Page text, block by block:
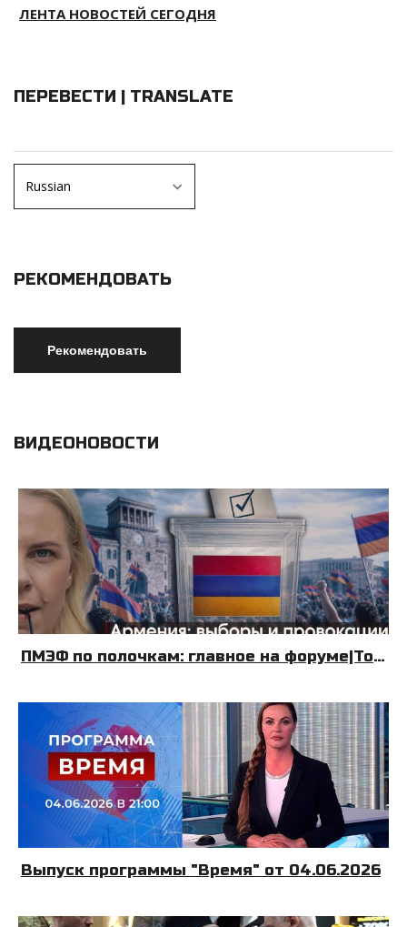
ЛЕНТА НОВОСТЕЙ СЕГОДНЯ
ПЕРЕВЕСТИ | TRANSLATE
РЕКОМЕНДОВАТЬ
ВИДЕОНОВОСТИ
ПМЭФ по полочкам: главное на форуме|Топливный Крым| Армения: выборы и провокации|08.06.26|УДНБ
Выпуск программы "Время" от 04.06.2026